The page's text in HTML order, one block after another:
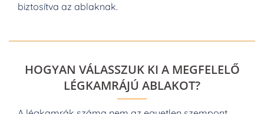
biztosítva az ablaknak.
HOGYAN VÁLASSZUK KI A MEGFELELŐ
LÉGKAMRÁJÚ ABLAKOT?